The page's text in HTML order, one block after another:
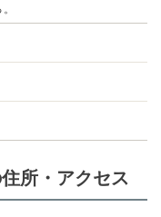
所・アクセス